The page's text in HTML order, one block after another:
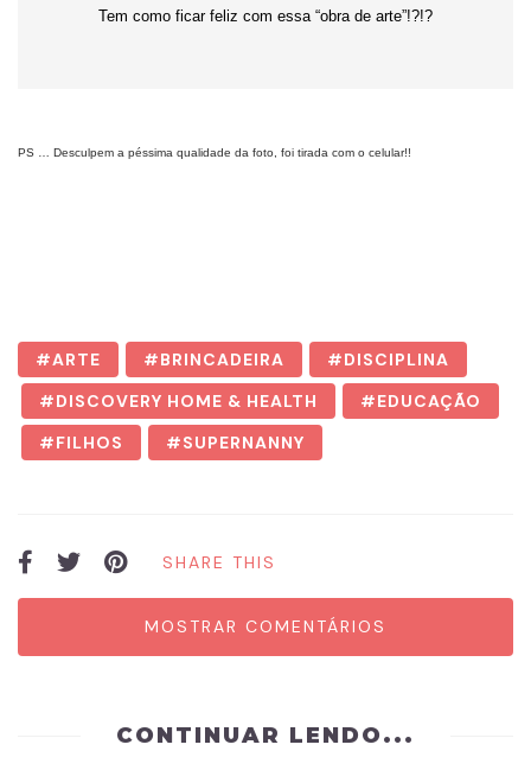
Tem como ficar feliz com essa “obra de arte”!?!?
PS … Desculpem a péssima qualidade da foto, foi tirada com o celular!!
ARTE BRINCADEIRA
DISCIPLINA
DISCOVERY HOME & HEALTH
EDUCAÇÃO
FILHOS
SUPERNANNY
SHARE THIS
MOSTRAR COMENTÁRIOS
CONTINUAR LENDO...